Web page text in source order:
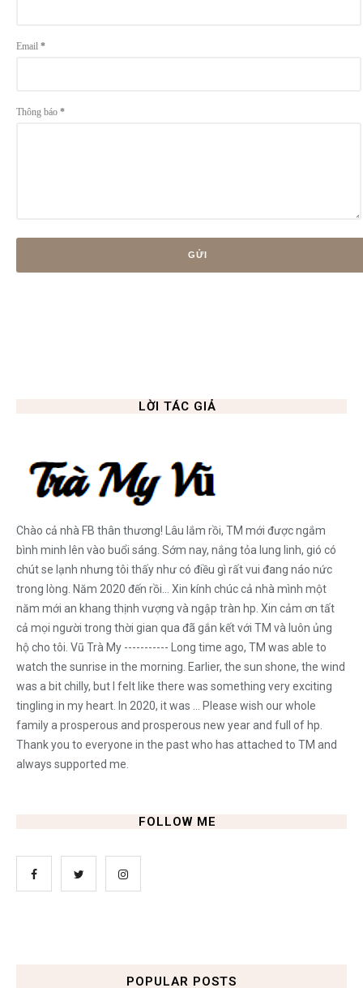
Email *
Thông báo *
LỜI TÁC GIẢ
Chào cả nhà FB thân thương! Lâu lắm rồi, TM mới được ngắm
bình minh lên vào buổi sáng. Sớm nay, nắng tỏa lung linh, gió có
chút se lạnh nhưng tôi thấy như có điều gì rất vui đang náo nức
trong lòng. Năm 2020 đến rồi... Xin kính chúc cả nhà mình một
năm mới an khang thịnh vượng và ngập tràn hp. Xin cảm ơn tất
cả mọi người trong thời gian qua đã gắn kết với TM và luôn ủng
hộ cho tôi. Vũ Trà My ----------- Long time ago, TM was able to
watch the sunrise in the morning. Earlier, the sun shone, the wind
was a bit chilly, but I felt like there was something very exciting
tingling in my heart. In 2020, it was ... Please wish our whole
family a prosperous and prosperous new year and full of hp.
Thank you to everyone in the past who has attached to TM and
always supported me.
FOLLOW ME
POPULAR POSTS